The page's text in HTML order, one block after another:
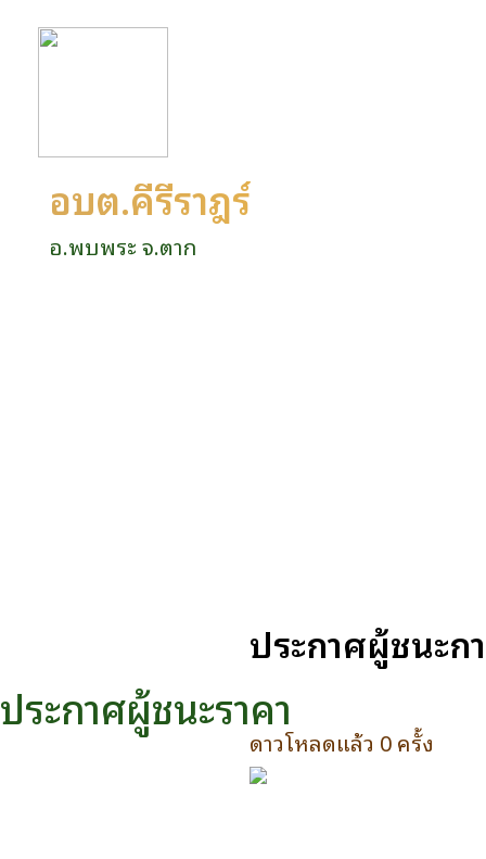
อบต.คีรีราษฎร์
อ.พบพระ จ.ตาก
ประกาศผู้ชนะราคา
ประกาศผู้ชนะก
ดาวโหลดแล้ว 0 ครั้ง